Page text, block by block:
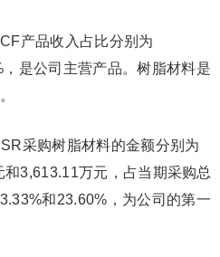
产品收入占比分别为
是公司主营产品。树脂材料是
采购树脂材料的金额分别为
3,613.11万元，占当期采购总
和23.60%，为公司的第一